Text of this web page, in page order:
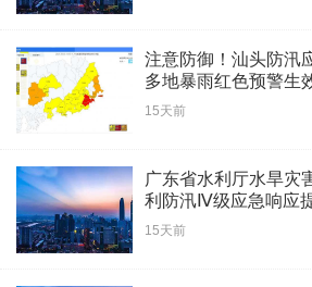
注意防御！汕头防汛
多地暴雨红色预警生
15天前
广东省水利厅水旱灾
利防汛Ⅳ级应急响应
15天前